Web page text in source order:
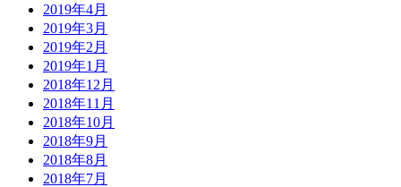
2019年4月
2019年3月
2019年2月
2019年1月
2018年12月
2018年11月
2018年10月
2018年9月
2018年8月
2018年7月